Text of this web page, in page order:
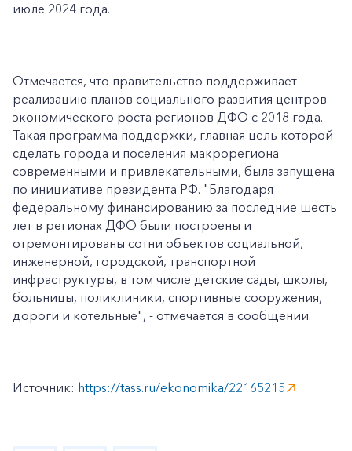
июле 2024 года.
Отмечается, что правительство поддерживает
реализацию планов социального развития центров
экономического роста регионов ДФО с 2018 года.
Такая программа поддержки, главная цель которой
сделать города и поселения макрорегиона
современными и привлекательными, была запущена
по инициативе президента РФ. "Благодаря
федеральному финансированию за последние шесть
лет в регионах ДФО были построены и
отремонтированы сотни объектов социальной,
инженерной, городской, транспортной
инфраструктуры, в том числе детские сады, школы,
больницы, поликлиники, спортивные сооружения,
дороги и котельные", - отмечается в сообщении.
Источник: https://tass.ru/ekonomika/22165215